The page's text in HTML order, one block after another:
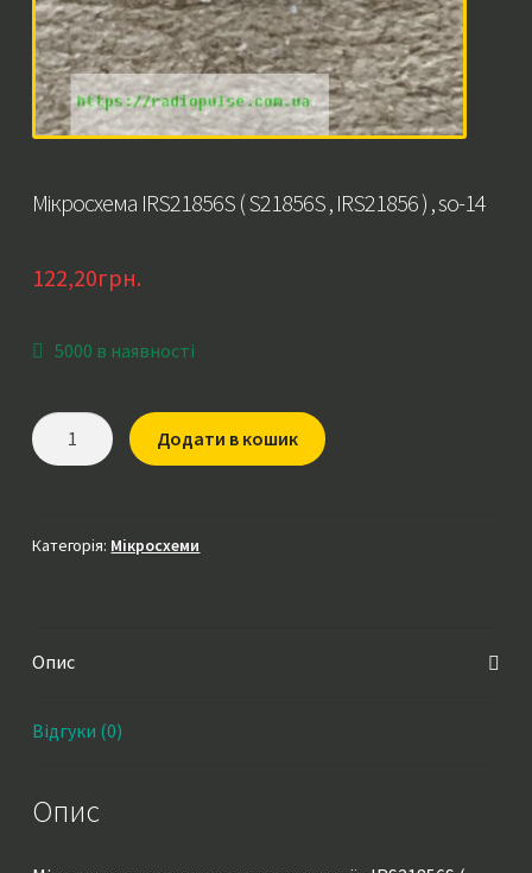
Мікросхема IRS21856S ( S21856S , IRS21856 ) , so-14
122,20грн.
5000 в наявності
Мікросхема
IRS21856S
,
so-
кількість
Додати в кошик
Категорія: Мікросхеми
Опис
Відгуки (0)
Опис